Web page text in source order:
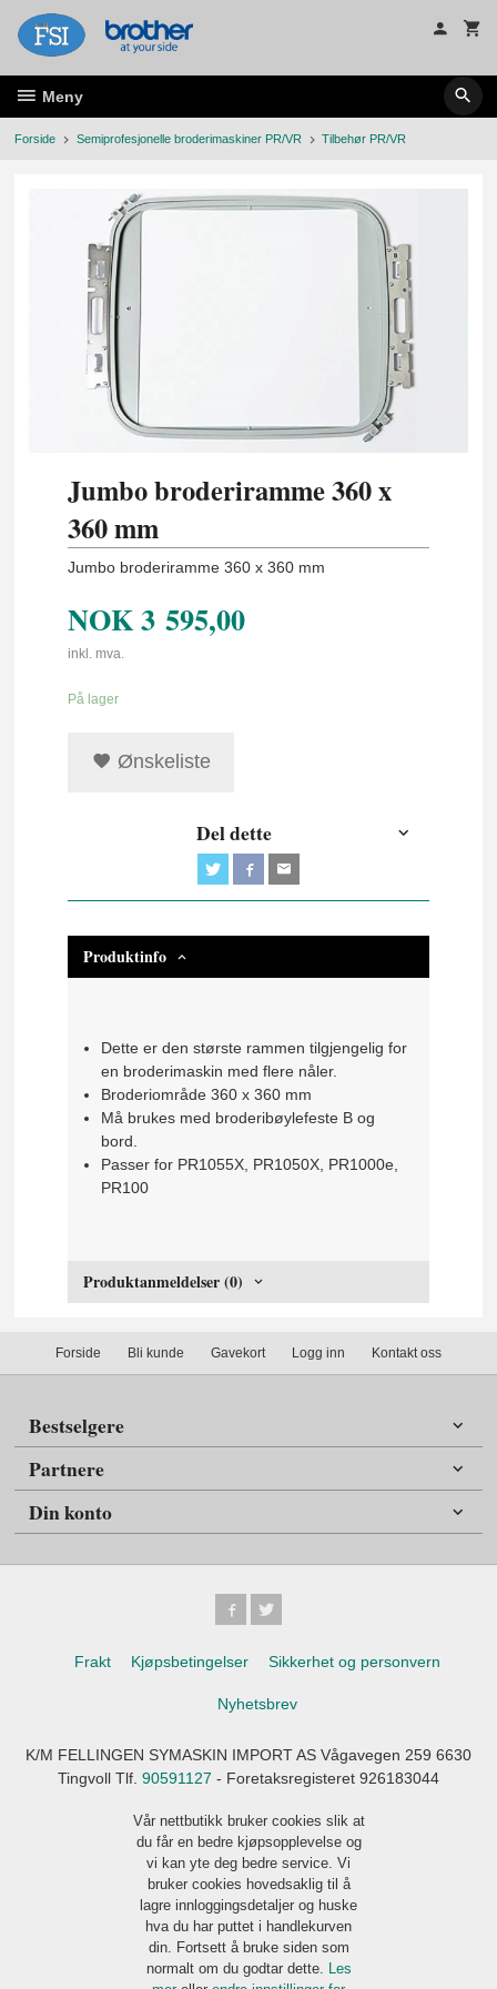
innholdet
Meny
Forside Semiprofesjonelle broderimaskiner PR/VR Tilbehør PR/VR
Jumbo broderiramme 360 x
360 mm
Jumbo broderiramme 360 ​​x 360 mm
NOK3 595,00
inkl. mva.
På lager
Ønskeliste
Del dette
Produktinfo
Dette er den største rammen tilgjengelig for
en broderimaskin med flere nåler.
Broderiområde 360 ​​x 360 mm
Må brukes med broderibøylefeste B og
bord.
Passer for PR1055X, PR1050X, PR1000e,
PR100
Produktanmeldelser (0)
Forside Bli kunde Gavekort Logg inn Kontakt oss
Bestselgere
Partnere
Din konto
Frakt Kjøpsbetingelser Sikkerhet og personvern
Nyhetsbrev
K/M FELLINGEN SYMASKIN IMPORT AS Vågavegen 259 6630
Tingvoll Tlf. 90591127 - Foretaksregisteret 926183044
Vår nettbutikk bruker cookies slik at
du får en bedre kjøpsopplevelse og
vi kan yte deg bedre service. Vi
bruker cookies hovedsaklig til å
lagre innloggingsdetaljer og huske
hva du har puttet i handlekurven
din. Fortsett å bruke siden som
normalt om du godtar dette.
Les